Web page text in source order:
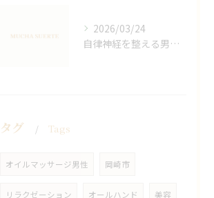
2026/03/24
自律神経を整える男性オイルマッサージ
タグ Tags
オイルマッサージ男性 岡崎市
リラクゼーション オールハンド 美容